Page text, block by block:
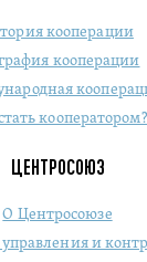
кооперации
кооперации
кооператором?
ЦЕНТРОСОЮЗ
О Центросоюзе
и